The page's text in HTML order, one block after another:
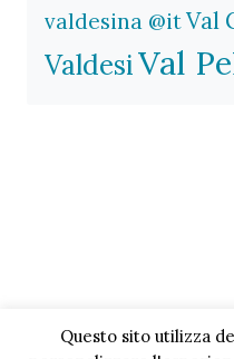
valdesina @itVal
ValdesiVal
Questo sito utilizza